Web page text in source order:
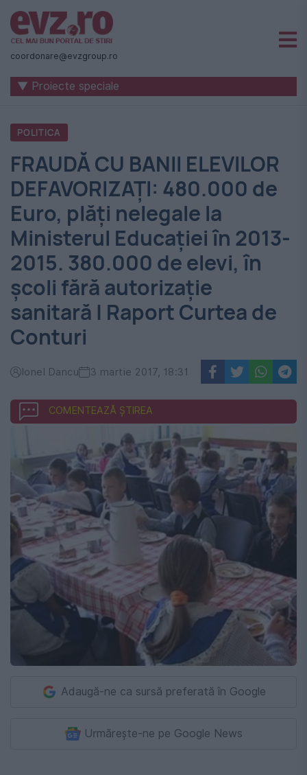
Știri
naționale
internaționale
România
-
Evenimentul
Zilei
coordonare@evzgroup.ro
▼ Proiecte speciale
POLITICA
FRAUDĂ CU BANII ELEVILOR
DEFAVORIZAŢI: 480.000 de
Euro, plăţi nelegale la
Ministerul Educaţiei în 2013-
2015. 380.000 de elevi, în
şcoli fără autorizaţie
sanitară | Raport Curtea de
Conturi
Ionel Dancu 3 martie 2017, 18:31
COMENTEAZĂ ȘTIREA
Adaugă-ne ca sursă preferată în Google
Urmărește-ne pe Google News